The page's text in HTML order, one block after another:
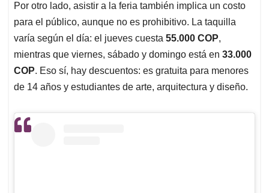
Por otro lado, asistir a la feria también implica un costo
para el público, aunque no es prohibitivo. La taquilla
varía según el día: el jueves cuesta 55.000 COP,
mientras que viernes, sábado y domingo está en 33.000
COP. Eso sí, hay descuentos: es gratuita para menores
de 14 años y estudiantes de arte, arquitectura y diseño.